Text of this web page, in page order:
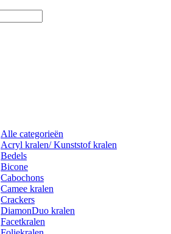
Alle categorieën
Acryl kralen/ Kunststof kralen
Bedels
Bicone
Cabochons
Camee kralen
Crackers
DiamonDuo kralen
Facetkralen